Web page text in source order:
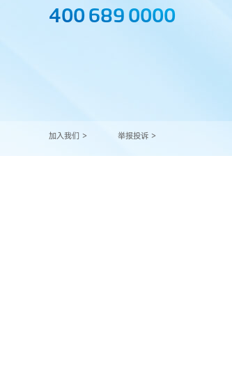
400 689 0000
加入我们 > 举报投诉 >